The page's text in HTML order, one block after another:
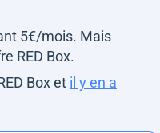
5€/mois. Mais
RED Box.
Box et il y en a